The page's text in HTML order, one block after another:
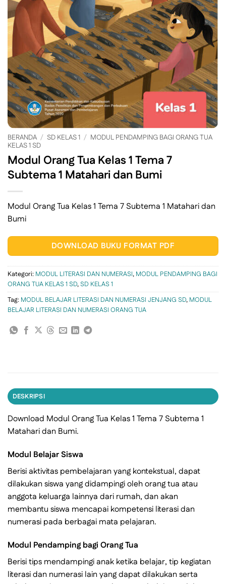
BERANDA / SD KELAS 1 / MODUL PENDAMPING BAGI ORANG TUA
KELAS 1 SD
Modul Orang Tua Kelas 1 Tema 7
Subtema 1 Matahari dan Bumi
Modul Orang Tua Kelas 1 Tema 7 Subtema 1 Matahari dan
Bumi
DOWNLOAD BUKU FORMAT PDF
Kategori: MODUL LITERASI DAN NUMERASI, MODUL PENDAMPING BAGI
ORANG TUA KELAS 1 SD,SD KELAS 1
Tag: MODUL BELAJAR LITERASI DAN NUMERASI JENJANG SD, MODUL
BELAJAR LITERASI DAN NUMERASI ORANG TUA
DESKRIPSI
Download Modul Orang Tua Kelas 1 Tema 7 Subtema 1
Matahari dan Bumi.
Modul Belajar Siswa
Berisi aktivitas pembelajaran yang kontekstual, dapat
dilakukan siswa yang didampingi oleh orang tua atau
anggota keluarga lainnya dari rumah, dan akan
membantu siswa mencapai kompetensi literasi dan
numerasi pada berbagai mata pelajaran.
Modul Pendamping bagi Orang Tua
Berisi tips mendampingi anak ketika belajar, tip kegiatan
literasi dan numerasi lain yang dapat dilakukan serta